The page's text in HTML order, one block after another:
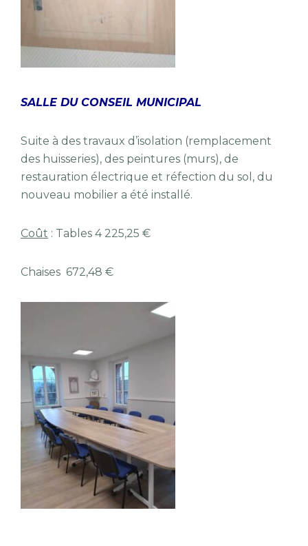
SALLE DU CONSEIL MUNICIPAL
Suite à des travaux d’isolation (remplacement
des huisseries), des peintures (murs), de
restauration électrique et réfection du sol, du
nouveau mobilier a été installé.
Coût : Tables 4 225,25 €
Chaises 672,48 €